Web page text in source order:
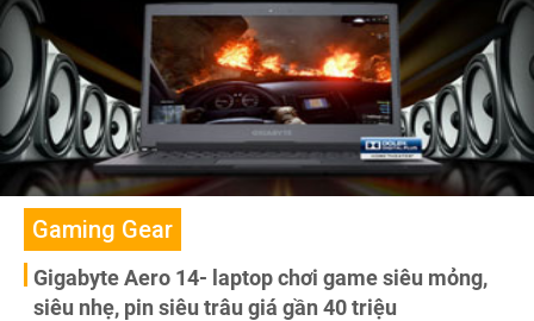
Gaming Gear
Gigabyte Aero 14- laptop chơi game siêu mỏng,
siêu nhẹ, pin siêu trâu giá gần 40 triệu